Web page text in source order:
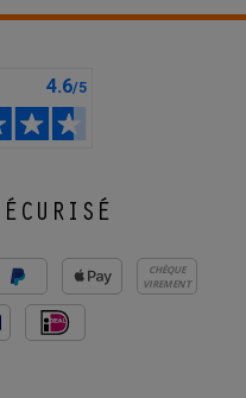
CHÈQUE
VIREMENT